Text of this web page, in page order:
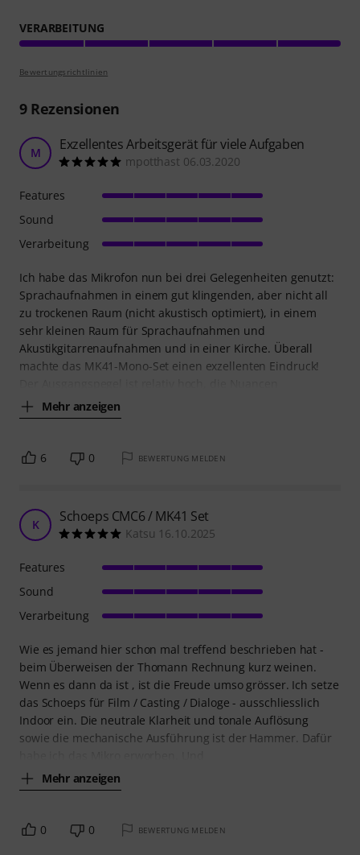
VERARBEITUNG
Bewertungsrichtlinien
9Rezensionen
M Exzellentes Arbeitsgerät für viele Aufgaben
mpotthast 06.03.2020
Ich habe das Mikrofon nun bei drei Gelegenheiten genutzt:
Sprachaufnahmen in einem gut klingenden, aber nicht all
zu trockenen Raum (nicht akustisch optimiert), in einem
sehr kleinen Raum für Sprachaufnahmen und
Akustikgitarrenaufnahmen und in einer Kirche. Überall
machte das MK41-Mono-Set einen exzellenten Eindruck!
Mehr anzeigen
Features
Sound
Verarbeitung
6 0 BEWERTUNG MELDEN
K Schoeps CMC6 / MK41 Set
Katsu 16.10.2025
Wie es jemand hier schon mal treffend beschrieben hat -
beim Überweisen der Thomann Rechnung kurz weinen.
Wenn es dann da ist , ist die Freude umso grösser. Ich setze
das Schoeps für Film / Casting / Dialoge - ausschliesslich
Indoor ein. Die neutrale Klarheit und tonale Auflösung
sowie die mechanische Ausführung ist der Hammer. Dafür
Mehr anzeigen
Features
Sound
Verarbeitung
0 0 BEWERTUNG MELDEN